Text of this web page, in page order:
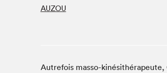
Studio Radio-Canada
Le grand jeu de lecture à voix haute
AUZOU
Autrefois masso-